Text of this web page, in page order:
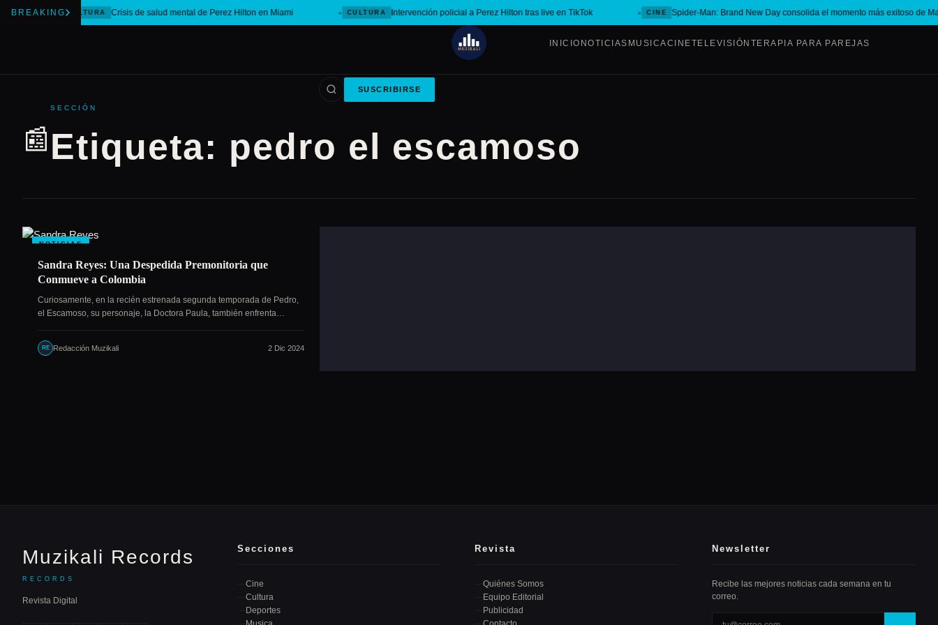
BREAKING CULTURA Crisis de salud mental de Perez Hilton en Miami CULTURA Intervención policial a Perez Hilton tras live en TikTok CINE Spider-Man: Brand New Day consolida el momento más exitoso de
INICIO NOTICIAS MUSICACINETELEVISIÓN TERAPIA PARA PAREJAS
SUSCRIBIRSE
📰
SECCIÓN
Etiqueta: pedro el escamoso
NOTICIAS
Sandra Reyes: Una Despedida Premonitoria que
Conmueve a Colombia
Curiosamente, en la recién estrenada segunda temporada de Pedro,
el Escamoso, su personaje, la Doctora Paula, también enfrenta…
RE Redacción Muzikali 2 Dic 2024
Muzikali Records
RECORDS
Revista Digital
Secciones
Cine
Cultura
Deportes
Revista
Quiénes Somos
Equipo Editorial
Publicidad
Newsletter
Recibe las mejores noticias cada semana en tu
correo.